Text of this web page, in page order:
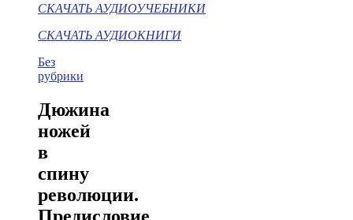
СКАЧАТЬ АУДИОУЧЕБНИКИ
СКАЧАТЬ АУДИОКНИГИ
Без
рубрики
Дюжина
ножей
в
спину
революции.
Предисловие